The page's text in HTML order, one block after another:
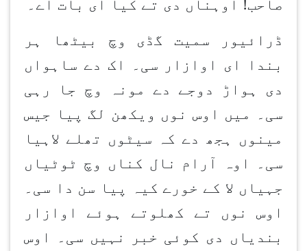
صاحب! اوہناں دی تے کیا ای بات اے۔
ڈرائیور سمیت گڈی وچ بیٹھا ہر
بندا ای اوازار سی۔ اک دے ساہواں
دی ہواڑ دوجے دے مونہ وچ جا رہی
سی۔ میں اوس نوں ویکھن لگ پیا جیس
مینوں ہجھ دے کہ سیٹوں تھلے لاہیا
سی۔ اوہ آرام نال کناں وچ ٹوٹیاں
جہیاں لا کے خورے کیہ پیا سن دا سی۔
اوس نوں تے کھلوتے ہوئے اوازار
بندیاں دی کوئی خبر نہیں سی۔ اوس